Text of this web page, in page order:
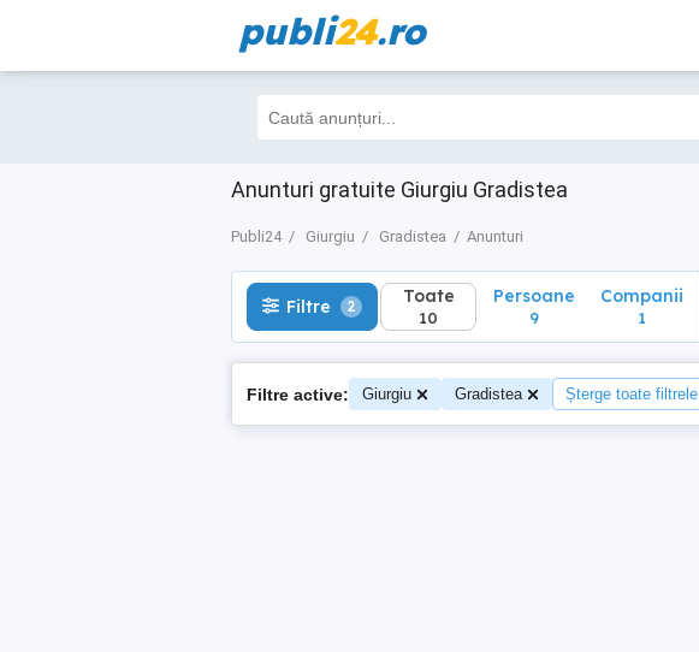
publi24.ro
Anunturi gratuite Giurgiu Gradistea
Publi24 Giurgiu Gradistea Anunturi
Filtre 2 Toate
10
Filtre 2 Toate
10
Persoane
9
Companii
1
Filtre active: Giurgiu Gradistea Șterge toate filtrele